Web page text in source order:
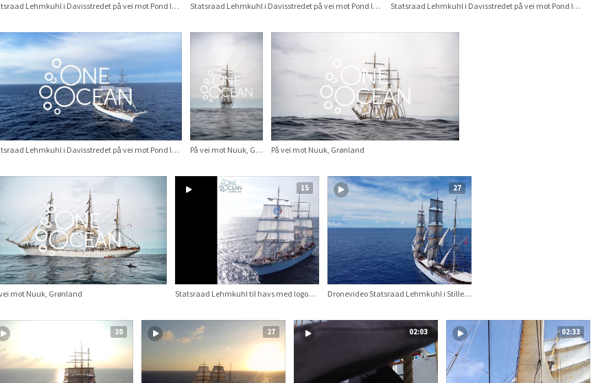
Statsraad Lehmkuhl i Davisstredet på vei mot Pond Inlet Statsraad Lehmkuhl i Davisstredet på vei mot Pond Inlet Statsraad Lehmkuhl i Davisstredet på vei mot Pond Inlet
Statsraad Lehmkuhl i Davisstredet på vei mot Pond Inlet På vei mot Nuuk, Grønland På vei mot Nuuk, Grønland
mot Nuuk, Grønland
15
Statsraad Lehmkuhl til havs med logoen for FNs havtiår på seilet
27
Dronevideo Statsraad Lehmkuhl i Stillehavet, OOE21-23
20 27 02:03 02:33